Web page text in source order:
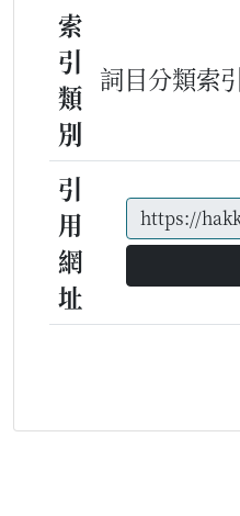
索
引
類
別
詞目分類索
引
用
網
址